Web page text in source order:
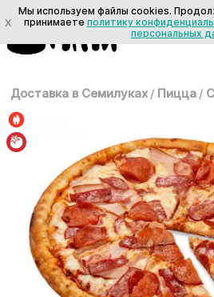
Доставка в Семилуках / Пицца /
X
Мы используем файлы cookies.
принимаете политику
персональных